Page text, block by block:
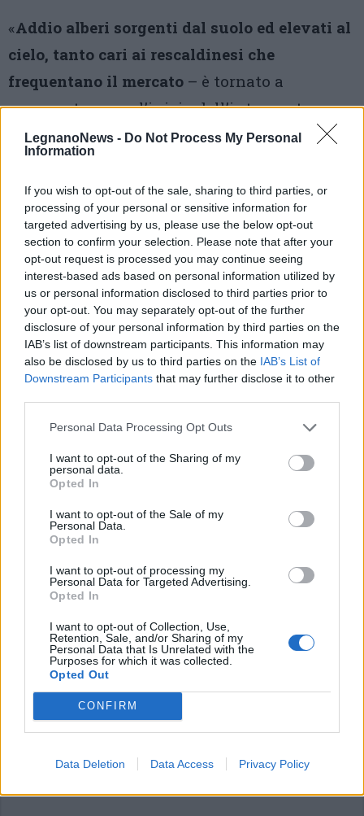
LegnanoNews - Do Not Process My Personal
Information
If you wish to opt-out of the sale, sharing to third parties, or
processing of your personal or sensitive information for
targeted advertising by us, please use the below opt-out
section to confirm your selection. Please note that after your
opt-out request is processed you may continue seeing
interest-based ads based on personal information utilized by
us or personal information disclosed to third parties prior to
your opt-out. You may separately opt-out of the further
disclosure of your personal information by third parties on the
IAB’s list of downstream participants. This information may
also be disclosed by us to third parties on the IAB’s List of
Downstream Participants that may further disclose it to other
Personal Data Processing Opt Outs
I want to opt-out of the Sharing of my
personal data.
Opted In
I want to opt-out of the Sale of my
Personal Data.
Opted In
I want to opt-out of processing my
Personal Data for Targeted Advertising.
Opted In
I want to opt-out of Collection, Use,
Retention, Sale, and/or Sharing of my
Personal Data that Is Unrelated with the
Purposes for which it was collected.
Opted Out
CONFIRM
Data Deletion Data Access Privacy Policy
«Addio alberi sorgenti dal suolo ed elevati al
cielo, tanto cari ai rescaldinesi che
frequentano il mercato – è tornato a
commentare con l’inizio dell’intervento
Amborgio Casati, consigliere del
centrodestra -. Chi è cresciuto con la vostra
immagine ormai se la dovrà dimenticare:
tutto grazie aquesta giunta dì
centrosinistra, chiamata vivere Rescaldina,
che a parole si dichiara ecologista e
sostenitrice del verde, ma in realtà…».
Pubblicato da Redazione